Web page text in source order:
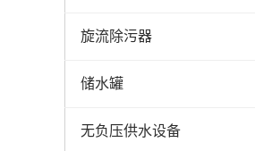
旋流除污器
储水罐
无负压供水设备